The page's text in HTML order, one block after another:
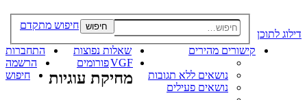
דילוג לתוכן
חיפוש חיפוש מתקדם
קישורים מהירים
נושאים ללא תגובות
נושאים פעילים
שאלות נפוצות
התחברות
הרשמה
VGFפורומים
חיפוש
מחיקת עוגיות